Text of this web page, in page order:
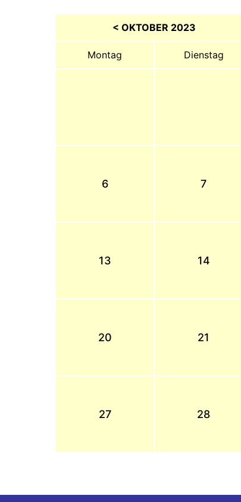
< OKTOBER 2023
Montag Dienstag
6 7
13 14
20 21
27 28